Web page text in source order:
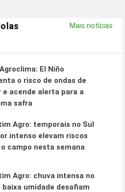
Mais notícias
El Niño
o risco de ondas de
e acende alerta para a
safra
Agro: temporais no Sul
intenso elevam riscos
campo nesta semana
Agro: chuva intensa no
baixa umidade desafiam